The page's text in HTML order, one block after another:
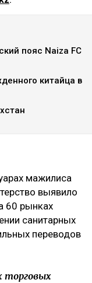
пояс Naiza FC
китайца в
мажилиса
выявило
60 рынках
санитарных
переводов
торговых